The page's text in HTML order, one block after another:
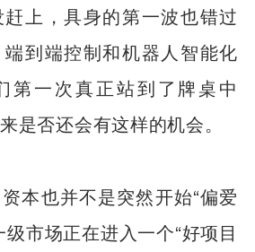
上，具身的第一波也错过
到端控制和机器人智能化
第一次真正站到了牌桌中
是否还会有这样的机会。
本也并不是突然开始“偏爱
市场正在进入一个“好项目